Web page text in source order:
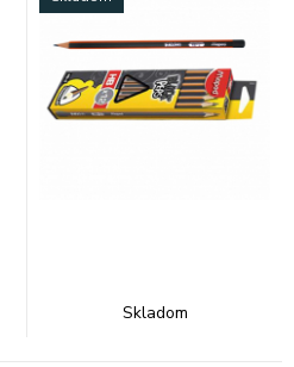
Skladom